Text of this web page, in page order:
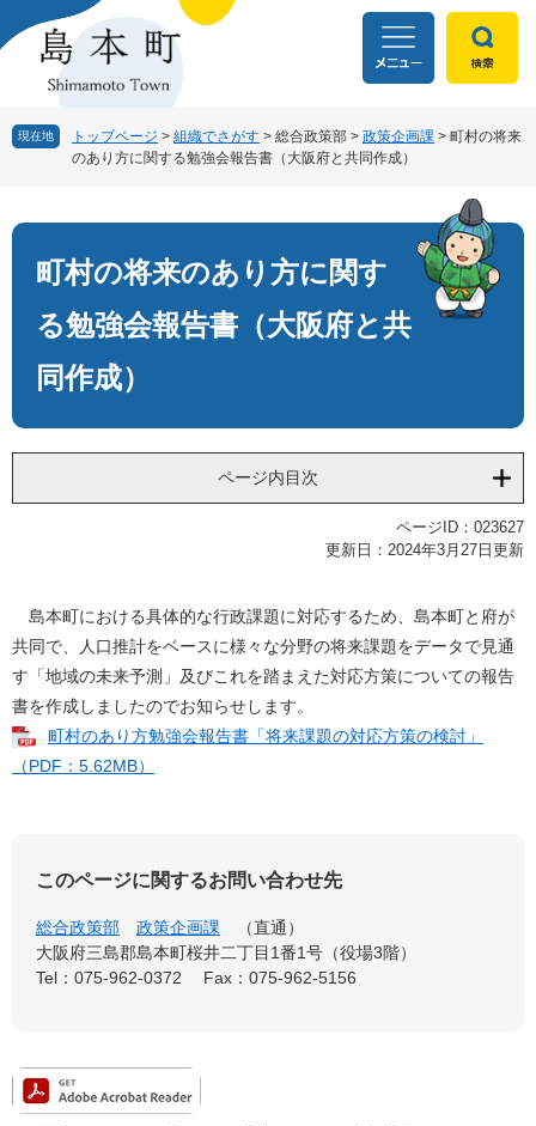
ー
ニ
本
現在地 トップページ > 組織でさがす > 総合政策部 > 政策企画課 > 町村の将来
のあり方に関する勉強会報告書（大阪府と共同作成）
文
町村の将来のあり方に関す
る勉強会報告書（大阪府と共
同作成）
ページ内目次
ページID：023627
更新日：2024年3月27日更新
島本町における具体的な行政課題に対応するため、島本町と府が
共同で、人口推計をベースに様々な分野の将来課題をデータで見通
す「地域の未来予測」及びこれを踏まえた対応方策についての報告
書を作成しましたのでお知らせします。
町村のあり方勉強会報告書「将来課題の対応方策の検討」
（PDF：5.62MB）
このページに関するお問い合わせ先
総合政策部 政策企画課
直通
大阪府三島郡島本町桜井二丁目1番1号（役場3階）
Tel：075-962-0372
Fax：075-962-5156